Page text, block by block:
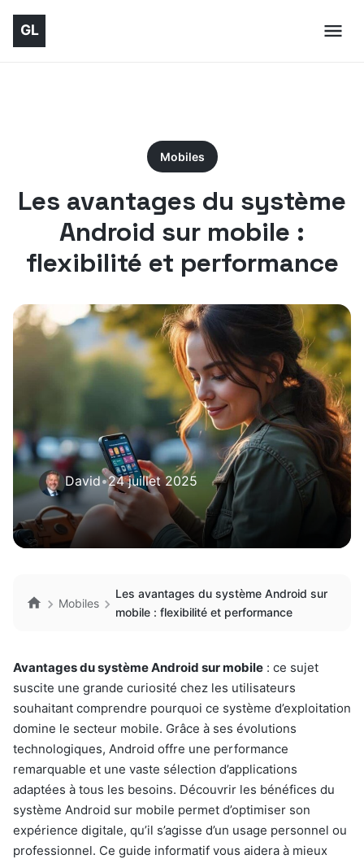
Mobiles
Les avantages du système
Android sur mobile :
flexibilité et performance
David•24 juillet 2025
Mobiles
Les avantages du système Android sur
mobile : flexibilité et performance
Avantages du système Android sur mobile : ce sujet
suscite une grande curiosité chez les utilisateurs
souhaitant comprendre pourquoi ce système d’exploitation
domine le secteur mobile. Grâce à ses évolutions
technologiques, Android offre une performance
remarquable et une vaste sélection d’applications
adaptées à tous les besoins. Découvrir les bénéfices du
système Android sur mobile permet d’optimiser son
expérience digitale, qu’il s’agisse d’un usage personnel ou
professionnel. Ce guide informatif vous aidera à mieux